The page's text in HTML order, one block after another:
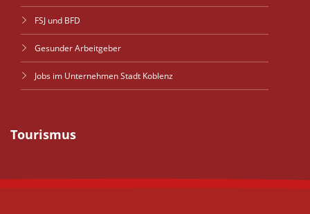
FSJ und BFD
Gesunder Arbeitgeber
Jobs im Unternehmen Stadt Koblenz
Tourismus